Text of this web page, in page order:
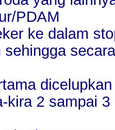
PDAM
ke dalam
sehingga
kira 2 sampai